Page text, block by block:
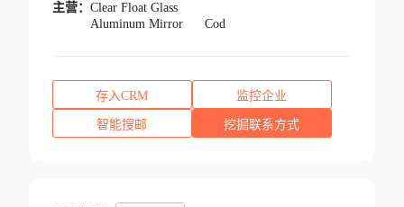
主营： Clear Float Glass
Aluminum Mirror
Cod
存入CRM 监控企业
智能搜邮 挖掘联系方式